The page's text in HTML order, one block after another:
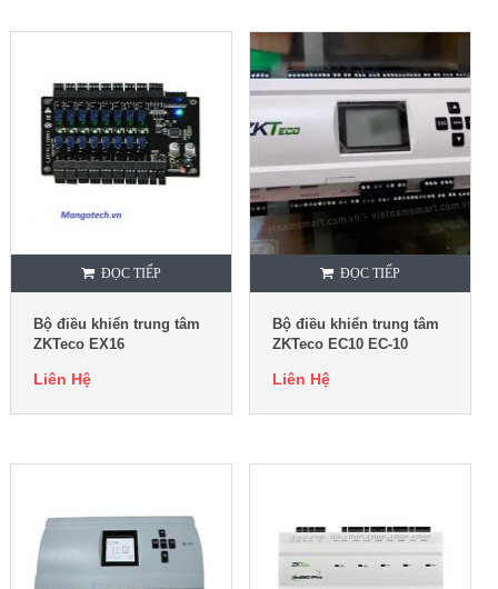
ĐỌC TIẾP
Bộ điều khiển trung tâm
ZKTeco EX16
Liên Hệ
ĐỌC TIẾP
Bộ điều khiển trung tâm
ZKTeco EC10 EC-10
Liên Hệ